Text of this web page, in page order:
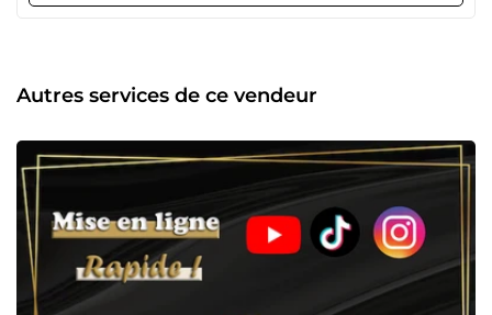
disposition, Amandine☀️
Autres services de ce vendeur